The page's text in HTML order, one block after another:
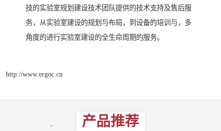
技的实验室规划建设技术团队提供的技术支持及售后服
务，从实验室建设的规划与布局，到设备的培训与，多
角度的进行实验室建设的全生命周期的服务。
http://www.ergoc.cn
产品推荐